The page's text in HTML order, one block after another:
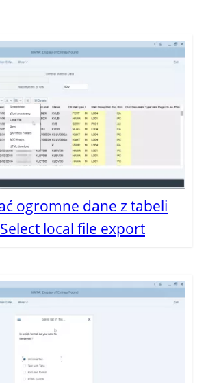
ogromne dane z tabeli
Select local file export